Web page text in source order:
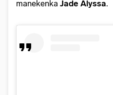
manekenka Jade Alyssa.